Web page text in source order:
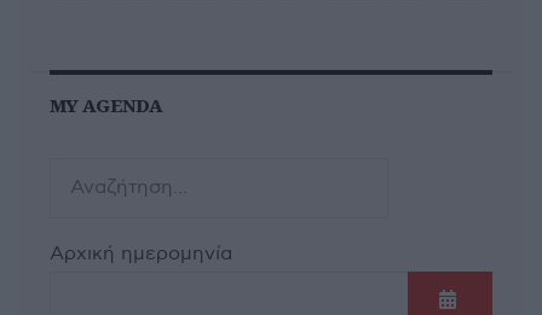
MY AGENDA
Αρχική ημερομηνία